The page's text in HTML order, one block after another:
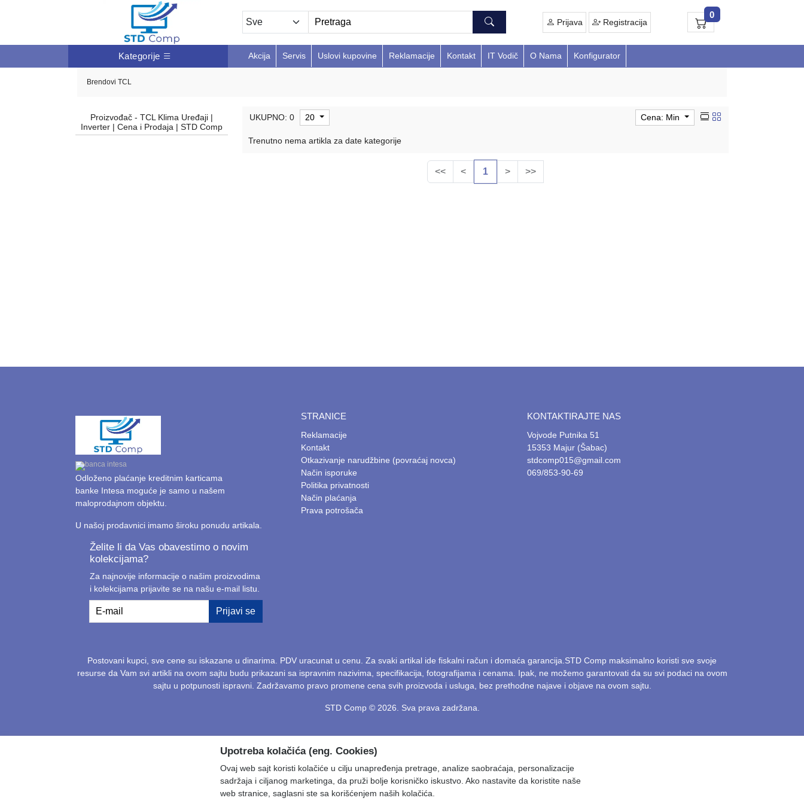
Prijava Registracija
0
Kategorije Akcija Servis Uslovi kupovine Reklamacije Kontakt IT Vodič O Nama Konfigurator
Brendovi TCL
Proizvođač - TCL Klima Uređaji |
Inverter | Cena i Prodaja | STD Comp
UKUPNO: 0 20 Cena: Min
Trenutno nema artikla za date kategorije
<< < 1 > >>
Odloženo plaćanje kreditnim karticama
banke Intesa moguće je samo u našem
maloprodajnom objektu.
U našoj prodavnici imamo široku ponudu artikala.
STRANICE
Reklamacije
Kontakt
Otkazivanje narudžbine (povraćaj novca)
Način isporuke
Politika privatnosti
Način plaćanja
Prava potrošača
KONTAKTIRAJTE NAS
Vojvode Putnika 51
15353 Majur (Šabac)
stdcomp015@gmail.com
069/853-90-69
Želite li da Vas obavestimo o novim
kolekcijama?
Za najnovije informacije o našim proizvodima
i kolekcijama prijavite se na našu e-mail listu.
E-mail
Prijavi se
Postovani kupci, sve cene su iskazane u dinarima. PDV uracunat u cenu. Za svaki artikal ide fiskalni račun i domaća garancija.STD Comp maksimalno koristi sve svoje
resurse da Vam svi artikli na ovom sajtu budu prikazani sa ispravnim nazivima, specifikacija, fotografijama i cenama. Ipak, ne možemo garantovati da su svi podaci na ovom
sajtu u potpunosti ispravni. Zadržavamo pravo promene cena svih proizvoda i usluga, bez prethodne najave i objave na ovom sajtu.
STD Comp © 2026. Sva prava zadržana.
Upotreba kolačića (eng. Cookies)
Ovaj web sajt koristi kolačiće u cilju unapređenja pretrage, analize saobraćaja, personalizacije
sadržaja i ciljanog marketinga, da pruži bolje korisničko iskustvo. Ako nastavite da koristite naše
web stranice, saglasni ste sa korišćenjem naših kolačića.